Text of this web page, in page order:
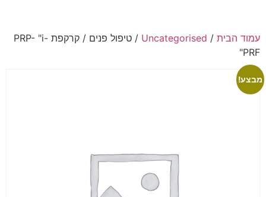
עמוד הבית /
Uncategorised
/ טיפול פנים / קרקפת PRP- "i-
PRF"
מבצע!